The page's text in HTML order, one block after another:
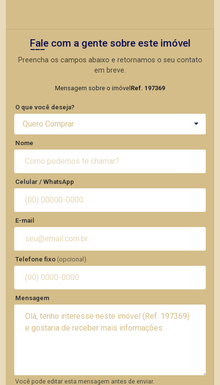
Fale com a gente sobre este imóvel
Preencha os campos abaixo e retornamos o seu contato
em breve.
Mensagem sobre o imóvel Ref. 197369
O que você deseja?
Quero Comprar
Nome
Celular / WhatsApp
E-mail
Telefone fixo (opcional)
Mensagem
Você pode editar esta mensagem antes de enviar.